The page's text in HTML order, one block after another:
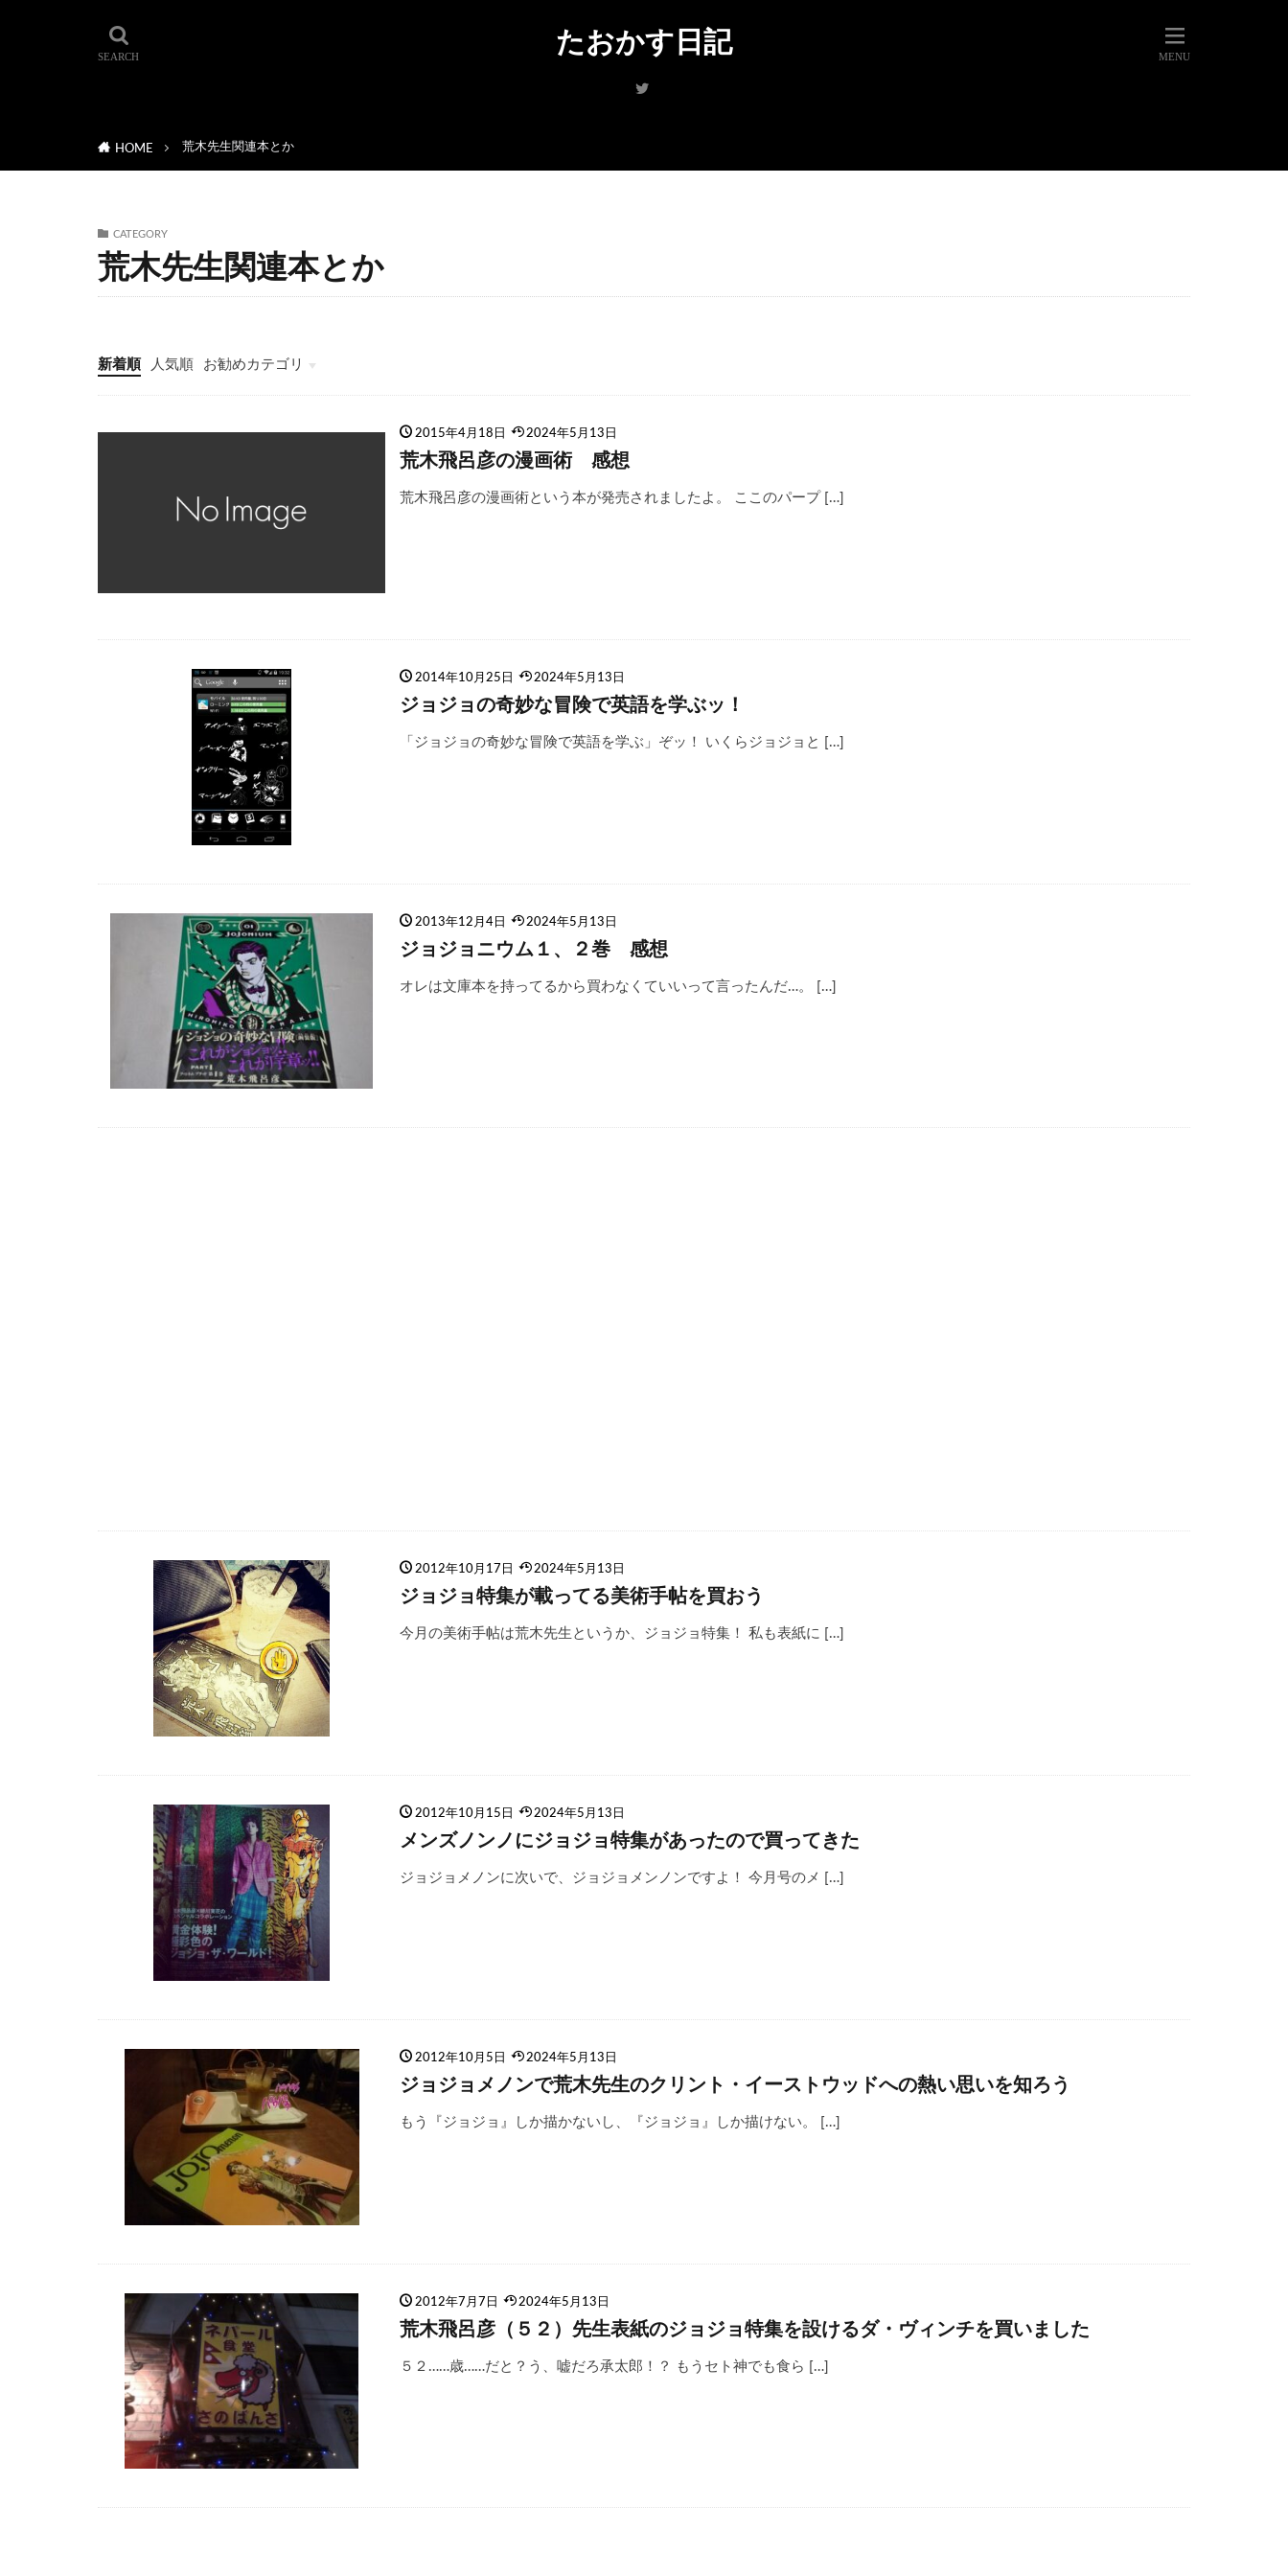
たおかす日記
HOME 荒木先生関連本とか
CATEGORY
荒木先生関連本とか
新着順 人気順 お勧めカテゴリ
2015年4月18日 2024年5月13日
荒木飛呂彦の漫画術 感想
荒木飛呂彦の漫画術という本が発売されましたよ。 ここのパープ […]
2014年10月25日 2024年5月13日
ジョジョの奇妙な冒険で英語を学ぶッ！
「ジョジョの奇妙な冒険で英語を学ぶ」ぞッ！ いくらジョジョと […]
2013年12月4日 2024年5月13日
ジョジョニウム１、２巻 感想
オレは文庫本を持ってるから買わなくていいって言ったんだ…。 […]
2012年10月17日 2024年5月13日
ジョジョ特集が載ってる美術手帖を買おう
今月の美術手帖は荒木先生というか、ジョジョ特集！ 私も表紙に […]
2012年10月15日 2024年5月13日
メンズノンノにジョジョ特集があったので買ってきた
ジョジョメノンに次いで、ジョジョメンノンですよ！ 今月号のメ […]
2012年10月5日 2024年5月13日
ジョジョメノンで荒木先生のクリント・イーストウッドへの熱い思いを知ろう
もう『ジョジョ』しか描かないし、『ジョジョ』しか描けない。 […]
2012年7月7日 2024年5月13日
荒木飛呂彦（５２）先生表紙のジョジョ特集を設けるダ・ヴィンチを買いました
５２……歳……だと？う、嘘だろ承太郎！？ もうセト神でも食ら […]